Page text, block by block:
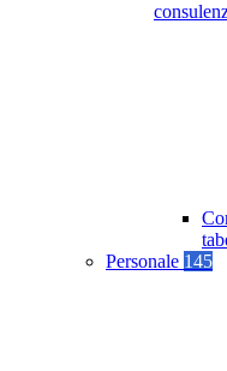
Personale 145